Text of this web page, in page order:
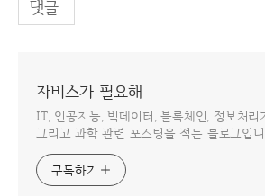
댓글
자비스가 필요해
IT, 인공지능, 빅데이터, 블록체인, 정보처리
그리고 과학 관련 포스팅을 적는 블로그입
구독하기